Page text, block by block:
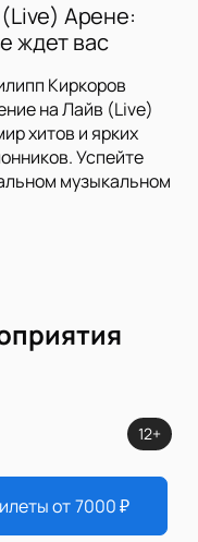
Арене:
ждет вас
Киркоров
на Лайв (Live)
хитов и ярких
Успейте
музыкальном
12+
от7000₽